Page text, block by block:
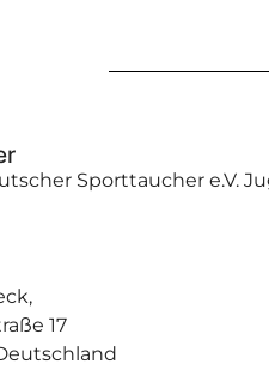
Sporttaucher e.V.
17